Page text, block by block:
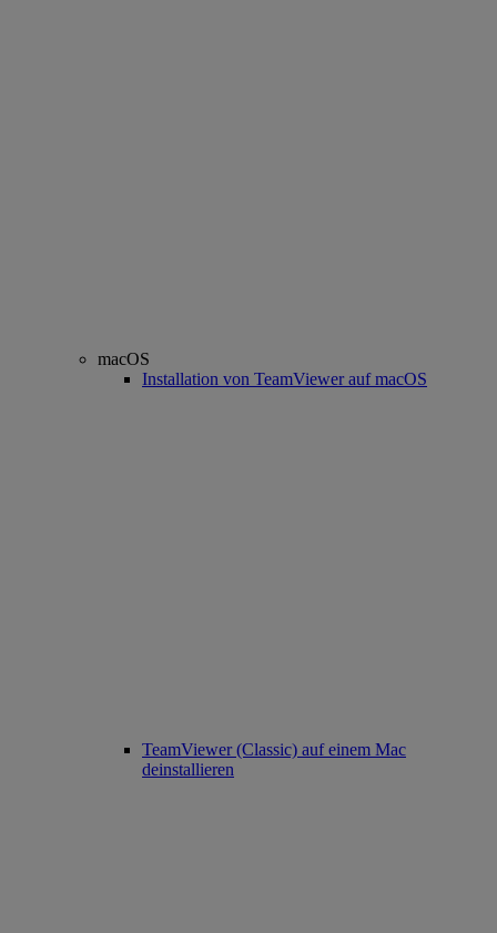
macOS
Installation von TeamViewer auf macOS
TeamViewer (Classic) auf einem Mac
deinstallieren